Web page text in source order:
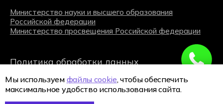
Мы используем файлы cookie, чтобы обеспечить
максимальное удобство использования сайта.